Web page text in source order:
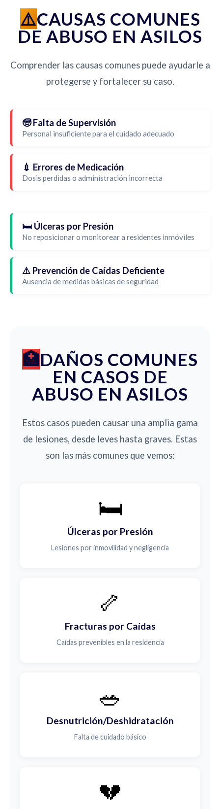
CAUSAS COMUNES
DE ABUSO EN ASILOS
Comprender las causas comunes puede ayudarle a
protegerse y fortalecer su caso.
🧓 Falta de Supervisión
Personal insuficiente para el cuidado adecuado
💉 Errores de Medicación
Dosis perdidas o administración incorrecta
🛏️ Úlceras por Presión
No reposicionar o monitorear a residentes inmóviles
⚠️ Prevención de Caídas Deficiente
Ausencia de medidas básicas de seguridad
DAÑOS COMUNES
EN CASOS DE
ABUSO EN ASILOS
Estos casos pueden causar una amplia gama
de lesiones, desde leves hasta graves. Estas
son las más comunes que vemos:
🛏️
Úlceras por Presión
Lesiones por inmovilidad y negligencia
🦴
Fracturas por Caídas
Caídas prevenibles en la residencia
🥗
Desnutrición/Deshidratación
Falta de cuidado básico
💔